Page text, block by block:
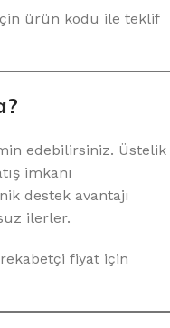
ürün kodu ile teklif
edebilirsiniz. Üstelik
imkanı
destek avantajı
ilerler.
fiyat için